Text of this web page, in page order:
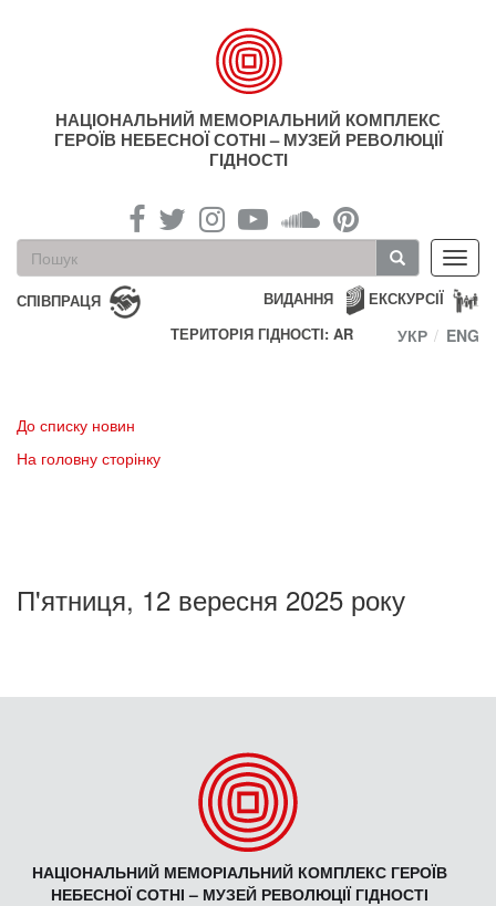
НАЦІОНАЛЬНИЙ МЕМОРІАЛЬНИЙ КОМПЛЕКС
ГЕРОЇВ НЕБЕСНОЇ СОТНІ – МУЗЕЙ РЕВОЛЮЦІЇ
ГІДНОСТІ
Пошукова
форма
Пошук
СПІВПРАЦЯ ЕКСКУРСІЇ
ВИДАННЯ
ТЕРИТОРІЯ ГІДНОСТІ: AR
УКР ENG
До списку новин
На головну сторінку
П'ятниця, 12 вересня 2025 року
НАЦІОНАЛЬНИЙ МЕМОРІАЛЬНИЙ КОМПЛЕКС ГЕРОЇВ
НЕБЕСНОЇ СОТНІ – МУЗЕЙ РЕВОЛЮЦІЇ ГІДНОСТІ